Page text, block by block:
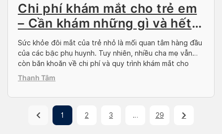
Chi phí khám mắt cho trẻ em
– Cần khám những gì và hết
bao nhiêu?
Sức khỏe đôi mắt của trẻ nhỏ là mối quan tâm hàng đầu
của các bậc phụ huynh. Tuy nhiên, nhiều cha mẹ vẫn
còn băn khoăn về chi phí và quy trình khám mắt cho
con. Bài viết này Docosan sẽ cung cấp một cái nhìn
Thanh Tâm
1 2 3 … 29